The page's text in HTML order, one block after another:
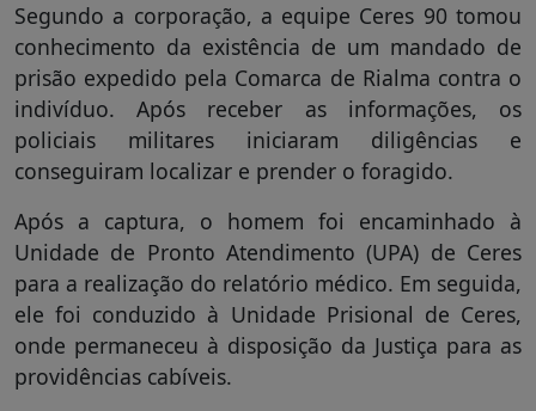
Segundo a corporação, a equipe Ceres 90 tomou
conhecimento da existência de um mandado de
prisão expedido pela Comarca de Rialma contra o
indivíduo. Após receber as informações, os
policiais militares iniciaram diligências e
conseguiram localizar e prender o foragido.
Após a captura, o homem foi encaminhado à
Unidade de Pronto Atendimento (UPA) de Ceres
para a realização do relatório médico. Em seguida,
ele foi conduzido à Unidade Prisional de Ceres,
onde permaneceu à disposição da Justiça para as
providências cabíveis.